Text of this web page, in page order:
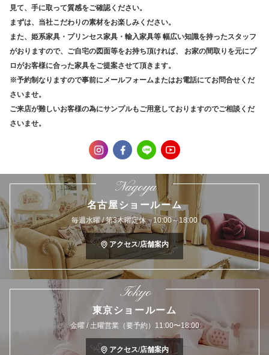
見て、手に取って質感をご確認ください。
まずは、当社こだわりの素材をお楽しみください。
また、姫系家具・プリンセス家具・輸入家具等 幅広い知識を持ったスタッフ
がおりますので、ご自宅の図面等をお持ち頂ければ、
お家の間取りを元にプ
ロがお客様に合った家具をご提案させて頂きます。
※予約制なりますので事前にメールフォームまたはお電話にてお問合せくだ
さいませ。
ご来店が難しいお客様の為にサンプルもご用意しておりますのでご相談くだ
さいませ。
Nagoya
名古屋ショールーム
毎週水曜 / 第3木曜定休 10:00～18:00
アクセス/店舗案内
Tokyo
東京ショールーム
金曜 / 土曜営業（要予約）11:00〜18:00
アクセス/店舗案内